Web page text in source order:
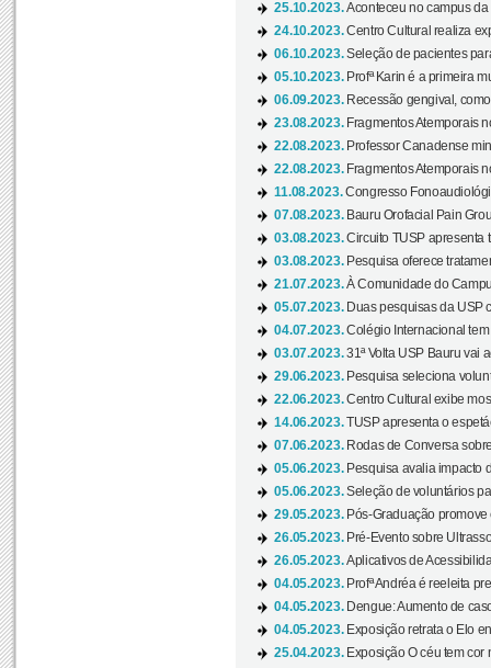
25.10.2023.Aconteceu no campus da
24.10.2023.Centro Cultural realiza
06.10.2023.Seleção de pacientes
05.10.2023. Profª Karin é a primeira
06.09.2023. Recessão gengival,
23.08.2023. Fragmentos Atemporais
22.08.2023. Professor Canadense
22.08.2023. Fragmentos Atemporais
11.08.2023.Congresso
07.08.2023. Bauru Orofacial Pain
03.08.2023.Circuito TUSP apresenta
03.08.2023. Pesquisa oferece
21.07.2023.À Comunidade do
05.07.2023. Duas pesquisas da USP
04.07.2023.Colégio Internacional
03.07.2023.31ª Volta USP Bauru vai
29.06.2023. Pesquisa seleciona
22.06.2023.Centro Cultural exibe
14.06.2023.TUSP apresenta o
07.06.2023. Rodas de Conversa
05.06.2023. Pesquisa avalia impacto
05.06.2023.Seleção de voluntários
29.05.2023. Pós-Graduação
26.05.2023. Pré-Evento sobre
26.05.2023.Aplicativos de
04.05.2023. Profª Andréa é reeleita
04.05.2023. Dengue: Aumento de
04.05.2023. Exposição retrata o Elo
25.04.2023. Exposição O céu tem cor